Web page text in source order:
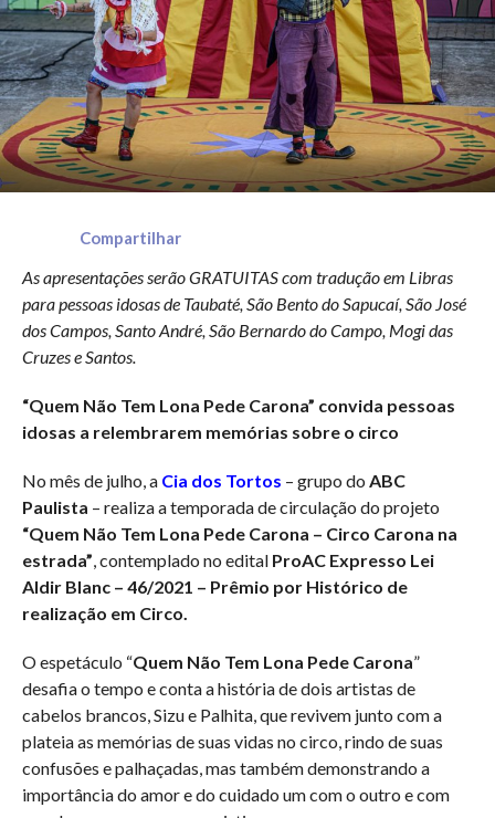
Compartilhar
As apresentações serão GRATUITAS com tradução em Libras
para pessoas idosas de Taubaté, São Bento do Sapucaí, São José
dos Campos, Santo André, São Bernardo do Campo, Mogi das
Cruzes e Santos.
“Quem Não Tem Lona Pede Carona” convida pessoas
idosas a relembrarem memórias sobre o circo
No mês de julho, a Cia dos Tortos – grupo do ABC
Paulista – realiza a temporada de circulação do projeto
“Quem Não Tem Lona Pede Carona – Circo Carona na
estrada”, contemplado no editalProAC Expresso Lei
Aldir Blanc – 46/2021 – Prêmio por Histórico de
realização em Circo.
O espetáculo “Quem Não Tem Lona Pede Carona”
desafia o tempo e conta a história de dois artistas de
cabelos brancos, Sizu e Palhita, que revivem junto com a
plateia as memórias de suas vidas no circo, rindo de suas
confusões e palhaçadas, mas também demonstrando a
importância do amor e do cuidado um com o outro e com